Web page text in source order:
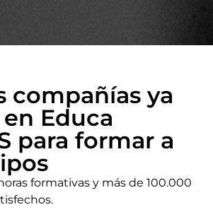
compañías ya
Educa
para formar a
formativas y más de 100.000